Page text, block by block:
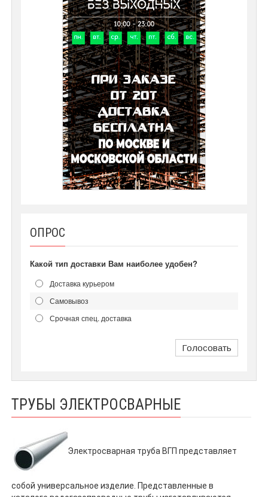
ОПРОС
Какой тип доставки Вам наиболее удобен?
Доставка курьером
Самовывоз
Срочная спец. доставка
Голосовать
ТРУБЫ ЭЛЕКТРОСВАРНЫЕ
Электросварная труба ВГП представляет
собой универсальное изделие. Представленные в